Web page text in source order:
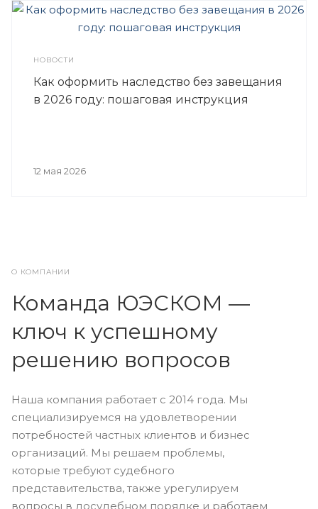
НОВОСТИ
Как оформить наследство без завещания
в 2026 году: пошаговая инструкция
12 мая 2026
О КОМПАНИИ
Команда ЮЭСКОМ —
ключ к успешному
решению вопросов
Наша компания работает с 2014 года. Мы
специализируемся на удовлетворении
потребностей частных клиентов и бизнес
организаций. Мы решаем проблемы,
которые требуют судебного
представительства, также урегулируем
вопросы в досудебном порядке и работаем